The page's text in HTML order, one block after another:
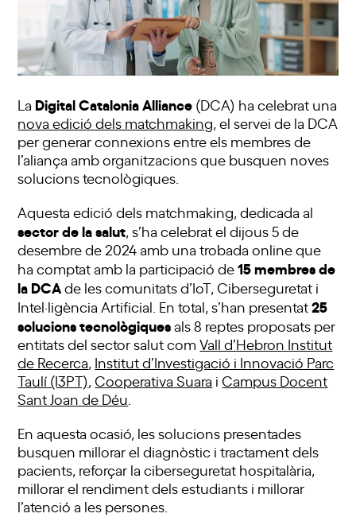
La Digital Catalonia Alliance (DCA) ha celebrat una
nova edició dels matchmaking , el servei de la DCA
per generar connexions entre els membres de
l’aliança amb organitzacions que busquen noves
solucions tecnològiques.
Aquesta edició dels matchmaking, dedicada al
sector de la salut , s’ha celebrat el dijous 5 de
desembre de 2024 amb una trobada online que
ha comptat amb la participació de15 membres de
la DCAde les comunitats d’IoT, Ciberseguretat i
Intel·ligència Artificial. En total, s’han presentat25
solucions tecnològiquesals 8 reptes proposats per
entitats del sector salut comVall d’Hebron Institut
de Recerca Institut d’Investigació i Innovació Parc
Taulí (I3PT) ,Cooperativa Suara iCampus Docent
Sant Joan de Déu
En aquesta ocasió, les solucions presentades
busquen millorar el diagnòstic i tractament dels
pacients, reforçar la ciberseguretat hospitalària,
millorar el rendiment dels estudiants i millorar
l’atenció a les persones.